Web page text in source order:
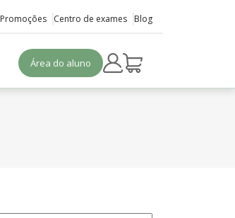
Área do aluno
Promoções Centro de exames Blog